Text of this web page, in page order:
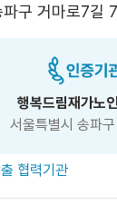
구 거마로7길
행복드림재가노
서울특별시 송파
협력기관